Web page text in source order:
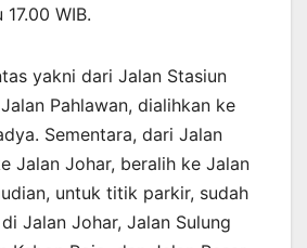
WIB.
yakni dari Jalan Stasiun
Pahlawan, dialihkan ke
Sementara, dari Jalan
Jalan Johar, beralih ke Jalan
untuk titik parkir, sudah
Jalan Johar, Jalan Sulung